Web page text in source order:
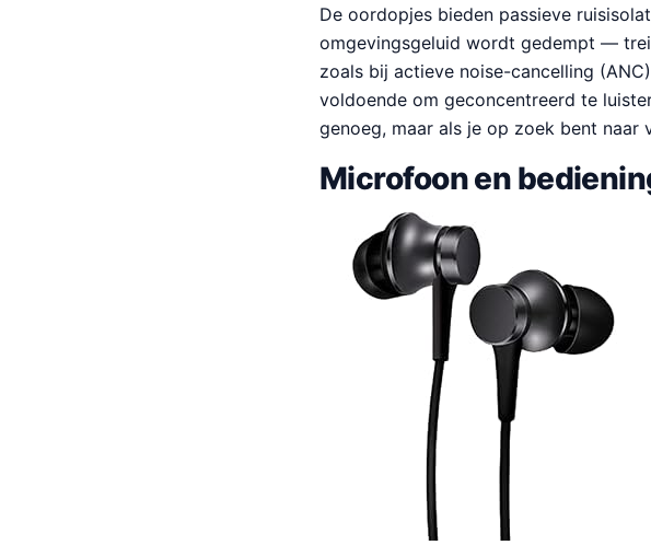
De oordopjes bieden passieve
omgevingsgeluid wordt gedempt —
zoals bij actieve noise-cancelling
voldoende om geconcentreerd te
genoeg, maar als je op zoek bent naar
Microfoon en